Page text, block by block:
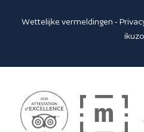
Wettelijke vermeldingen -
ikuzo